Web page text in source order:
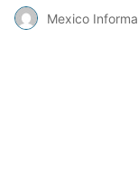
Mexico Informa